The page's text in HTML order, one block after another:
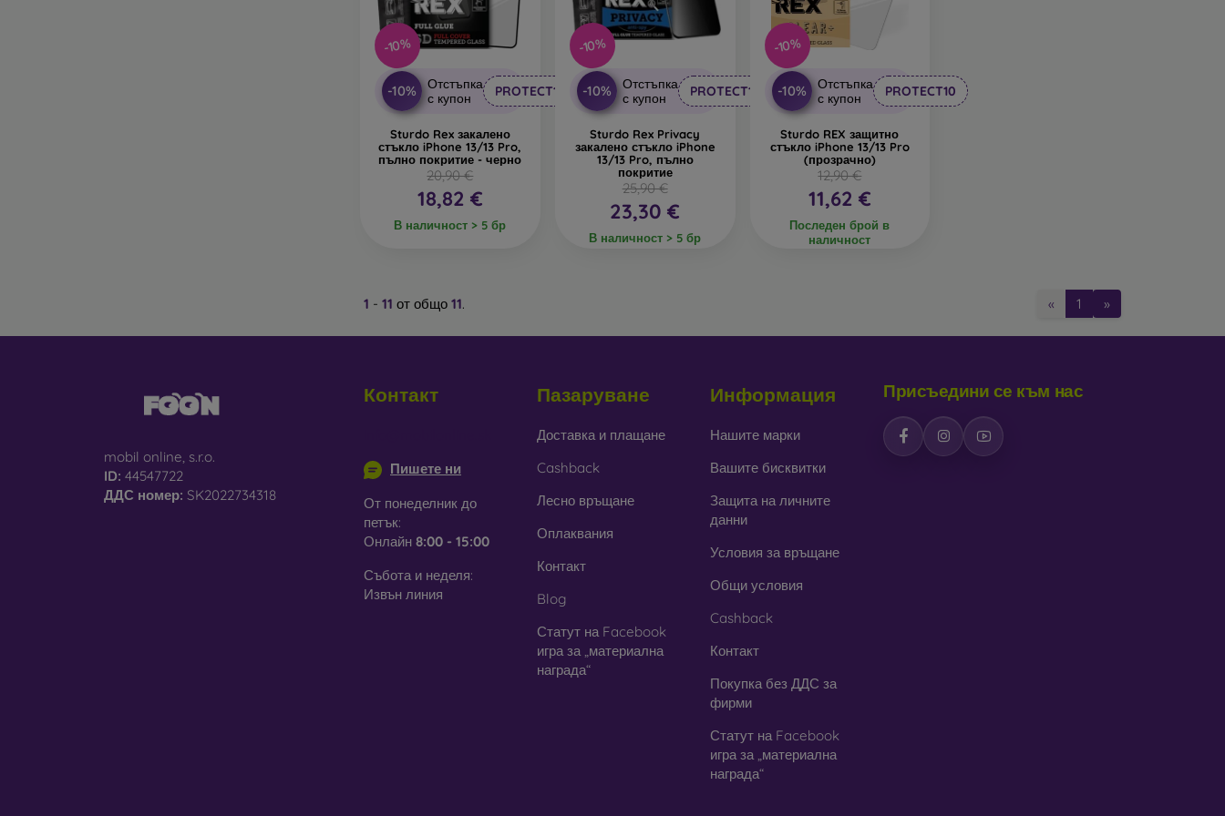
-10%
-10%
Отстъпка
с купон
PROTECT10
Sturdo Rex закалено
стъкло iPhone 13/13 Pro,
пълно покритие - черно
20,90 €
18,82 €
В наличност > 5 бр
-10%
-10%
Отстъпка
с купон
PROTECT10
Sturdo Rex Privacy
закалено стъкло iPhone
13/13 Pro, пълно
покритие
25,90 €
23,30 €
В наличност > 5 бр
-10%
-10%
Отстъпка
с купон
PROTECT10
Sturdo REX защитно
стъкло iPhone 13/13 Pro
(прозрачно)
12,90 €
11,62 €
Последен брой в
наличност
1 - 11 от общо 11. « 1 »
mobil online, s.r.o.
ID: 44547722
ДДС ​​номер: SK2022734318
Контакт
Пишете ни
От понеделник до
петък:
Онлайн 8:00 - 15:00
Събота и неделя:
Извън линия
Пазаруване
Доставка и плащане
Cashback
Лесно връщане
Оплаквания
Контакт
Blog
Статут на Facebook
игра за „материална
награда“
Информация
Нашите марки
Вашите бисквитки
Защита на личните
данни
Условия за връщане
Общи условия
Cashback
Контакт
Покупка без ДДС за
фирми
Статут на Facebook
игра за „материална
награда“
Присъедини се към нас